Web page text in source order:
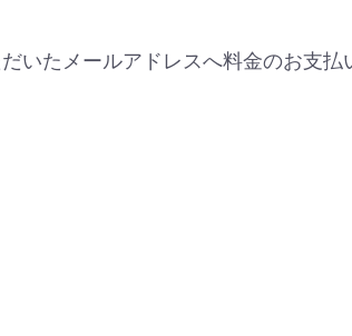
いたメールアドレスへ料金のお支